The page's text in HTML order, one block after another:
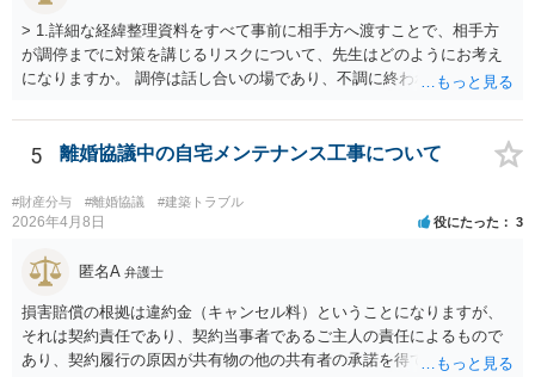
> 1.詳細な経緯整理資料をすべて事前に相手方へ渡すことで、相手方
が調停までに対策を講じるリスクについて、先生はどのようにお考え
になりますか。 調停は話し合いの場であり、不調に終われば訴訟で解
いう姑息な手段は使えませんし、公平かつ納得のできる解決というの
は、当事者と裁判所が同じ主張と証拠関係を踏まえた上で初めて実現
できるものだと考えます。 > 2.また、開示する範囲や内容の見せ方に
ついて、何か工夫できる点があればご教示いただけますでしょうか。
弁護士によって考え方が異なるかもしれませんが、資料の一部を相手
にとって不利な事実が隠されているという推認を働かせることに繋が
るリスクがあります（もちろん、争点と全く無関係な部分をマスキン
グ等することはありますが、それは手続戦略とは別の問題です）。 裁
判所は公平な第三者であり、調停委員会に与える心証も考慮する必要
があります。手続を有利に進めたいのであれば、証拠の出し方より
5 離婚協議中の自宅メンテナンス工事について
#財産分与 #離婚協議 #建築トラブル
2026年4月8日 役にたった 3
匿名A 弁護士
損害賠償の根拠は違約金（キャンセル料）ということになりますが、
それは契約責任であり、契約当事者であるご主人の責任によるもので
あり、契約履行の原因が共有物の他の共有者の承諾を得ていなかった